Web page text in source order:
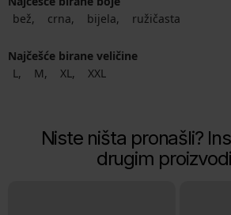
bež
crna bijela ružičasta
Najčešće birane veličine
L
M XL XXL
Niste ništa pronašli?
drugim